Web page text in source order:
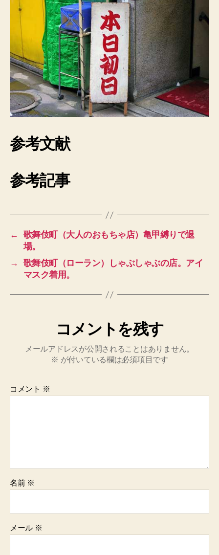
参考文献
参考記事
←
歌舞伎町（大人のおもちゃ店）亀甲縛りで退
場。
→
歌舞伎町（ローラン）しゃぶしゃぶの店。アイ
マスク着用。
コメントを残す
メールアドレスが公開されることはありません。
※ が付いている欄は必須項目です
コメント ※
名前 ※
メール ※